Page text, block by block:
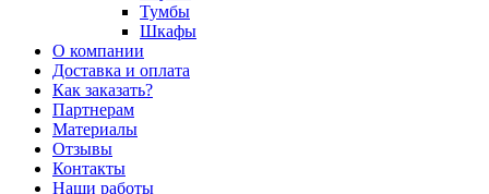
Тумбы
Шкафы
О компании
Доставка и оплата
Как заказать?
Партнерам
Материалы
Отзывы
Контакты
Наши работы